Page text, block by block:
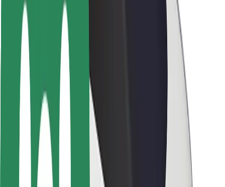
Utasbiztonság
Sofőr biztonság
E-roller biztonság
Biztonsági részleg
Városok
Lokációk
Városi megoldások
Repülőtér
Bolt töltőállomások
Súgó